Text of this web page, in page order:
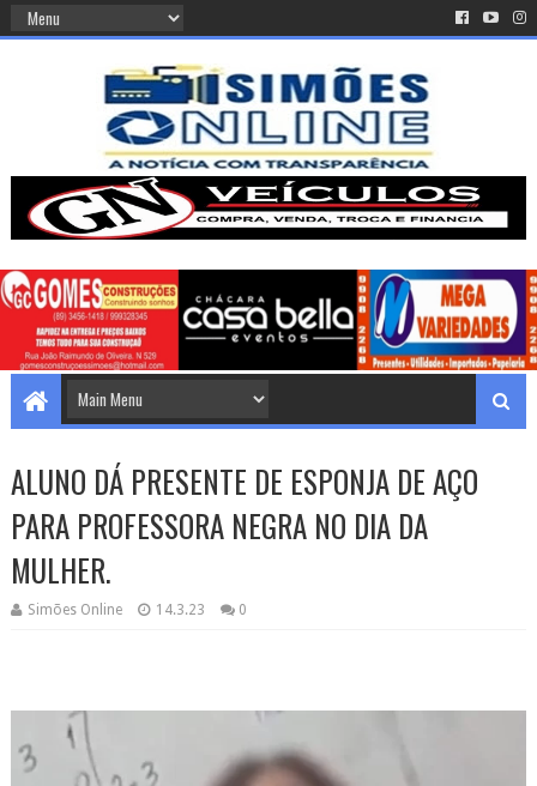
ALUNO DÁ PRESENTE DE ESPONJA DE AÇO
PARA PROFESSORA NEGRA NO DIA DA
MULHER.
Simões Online 14.3.23 0